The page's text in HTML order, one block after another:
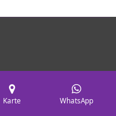
Karte WhatsApp